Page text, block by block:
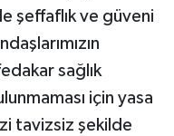
şeffaflık ve güveni
sağlık
için yasa
tavizsiz şekilde